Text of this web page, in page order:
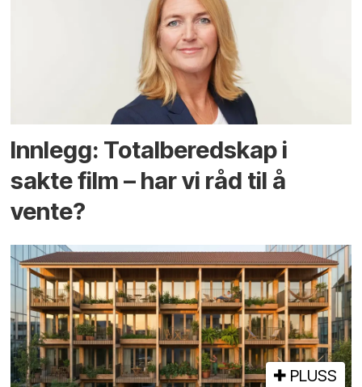
Innlegg: Totalberedskap i
sakte film – har vi råd til å
vente?
PLUSS